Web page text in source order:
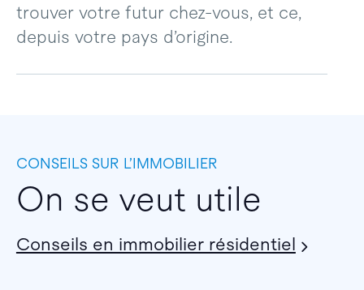
trouver votre futur chez-vous, et ce,
depuis votre pays d’origine.
CONSEILS SUR L’IMMOBILIER
On se veut utile
Conseils en immobilier résidentiel